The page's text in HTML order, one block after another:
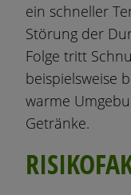
ein schneller
Störung der
Folge tritt
beispielsweise
warme
Getränke.